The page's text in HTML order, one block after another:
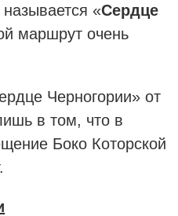
«Сердце
маршрут очень
Черногории» от
в том, что в
Боко Которской